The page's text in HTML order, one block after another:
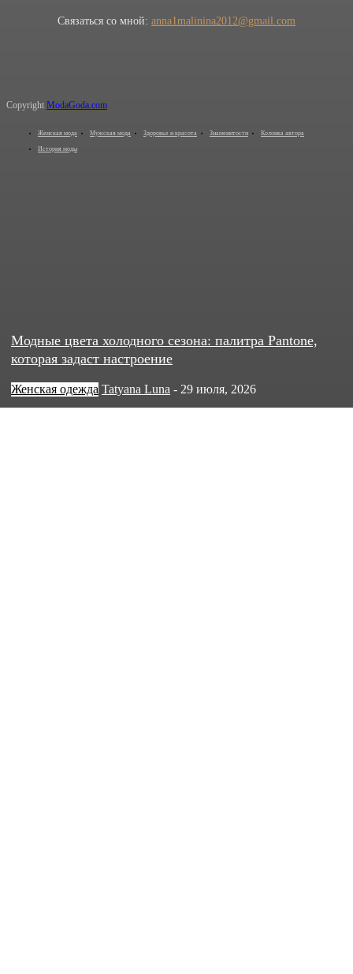
Модные цвета холодного сезона: палитра Pantone,
которая задаст настроение
Женская одежда Tatyana Luna - 29 июля, 2026
Связаться со мной: anna1malinina2012@gmail.com
Copyright ModaGoda.com
Женская мода Мужская мода Здоровье и красота Знаменитости Колонка автора
История моды